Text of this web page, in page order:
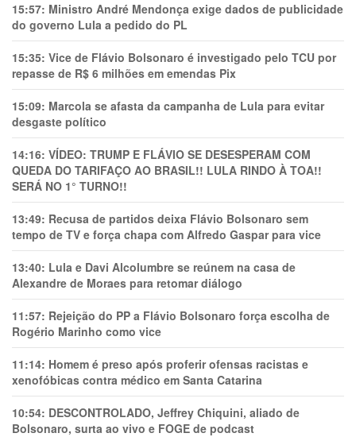
15:57: Ministro André Mendonça exige dados de publicidade
do governo Lula a pedido do PL
15:35: Vice de Flávio Bolsonaro é investigado pelo TCU por
repasse de R$ 6 milhões em emendas Pix
15:09: Marcola se afasta da campanha de Lula para evitar
desgaste político
14:16: VÍDEO: TRUMP E FLÁVIO SE DESESPERAM COM
QUEDA DO TARIFAÇO AO BRASIL!! LULA RINDO À TOA!!
SERÁ NO 1° TURNO!!
13:49: Recusa de partidos deixa Flávio Bolsonaro sem
tempo de TV e força chapa com Alfredo Gaspar para vice
13:40: Lula e Davi Alcolumbre se reúnem na casa de
Alexandre de Moraes para retomar diálogo
11:57: Rejeição do PP a Flávio Bolsonaro força escolha de
Rogério Marinho como vice
11:14: Homem é preso após proferir ofensas racistas e
xenofóbicas contra médico em Santa Catarina
10:54: DESCONTROLADO, Jeffrey Chiquini, aliado de
Bolsonaro, surta ao vivo e FOGE de podcast